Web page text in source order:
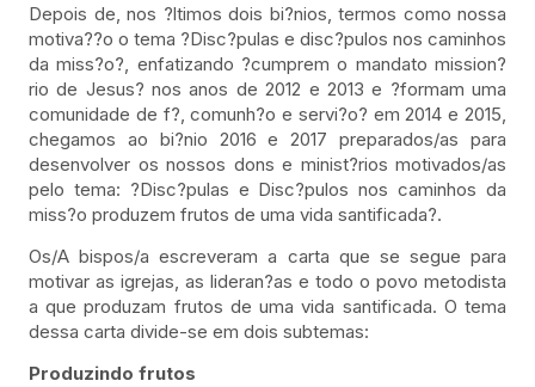
Depois de, nos ?ltimos dois bi?nios, termos como nossa
motiva??o o tema ?Disc?pulas e disc?pulos nos caminhos
da miss?o?, enfatizando ?cumprem o mandato mission?
rio de Jesus? nos anos de 2012 e 2013 e ?formam uma
comunidade de f?, comunh?o e servi?o? em 2014 e 2015,
chegamos ao bi?nio 2016 e 2017 preparados/as para
desenvolver os nossos dons e minist?rios motivados/as
pelo tema: ?Disc?pulas e Disc?pulos nos caminhos da
miss?o produzem frutos de uma vida santificada?.
Os/A bispos/a escreveram a carta que se segue para
motivar as igrejas, as lideran?as e todo o povo metodista
a que produzam frutos de uma vida santificada. O tema
dessa carta divide-se em dois subtemas:
Produzindo frutos